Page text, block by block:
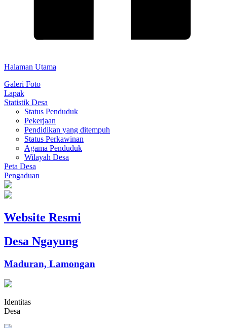
Halaman Utama
Galeri Foto
Lapak
Statistik Desa
Status Penduduk
Pekerjaan
Pendidikan yang ditempuh
Status Perkawinan
Agama Penduduk
Wilayah Desa
Peta Desa
Pengaduan
Website Resmi
Desa Ngayung
Maduran, Lamongan
Identitas
Desa